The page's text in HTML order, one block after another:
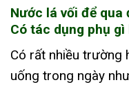
Nước lá vối để
Có tác dụng phụ gì
Có rất nhiều trường
uống trong ngày